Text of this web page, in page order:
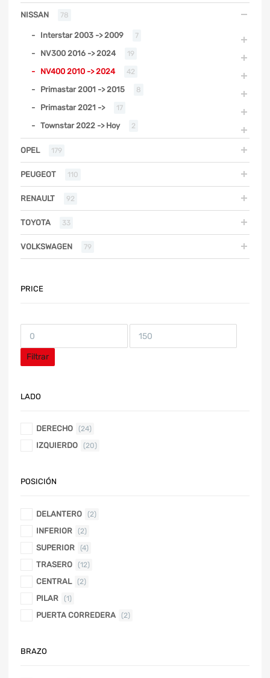
NISSAN 78
Interstar 2003 -> 2009 7
NV300 2016 -> 2024 19
NV400 2010 -> 2024 42
Primastar 2001 -> 2015 8
Primastar 2021 -> 17
Townstar 2022 -> Hoy 2
OPEL 179
PEUGEOT 110
RENAULT 92
TOYOTA 33
VOLKSWAGEN 79
PRICE
Filtrar
LADO
DERECHO (24)
IZQUIERDO (20)
POSICIÓN
DELANTERO (2)
INFERIOR (2)
SUPERIOR (4)
TRASERO (12)
CENTRAL (2)
PILAR (1)
PUERTA CORREDERA (2)
BRAZO